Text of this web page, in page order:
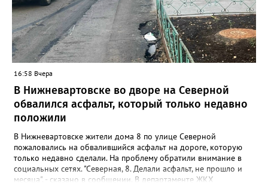
16:58 Вчера
В Нижневартовске во дворе на Северной
обвалился асфальт, который только недавно
положили
В Нижневартовске жители дома 8 по улице Северной
пожаловались на обвалившийся асфальт на дороге, которую
только недавно сделали. На проблему обратили внимание в
социальных сетях. "Северная, 8. Делали асфальт, не прошло и
месяца", - сказано в сообщении. В департаменте ЖКХ